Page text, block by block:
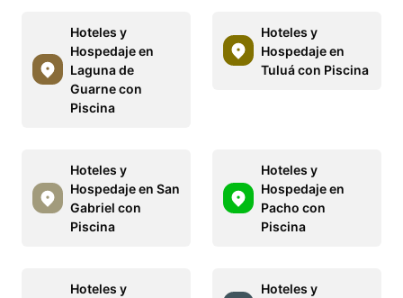
Hoteles y
Hospedaje en
Laguna de
Guarne con
Piscina
Hoteles y
Hospedaje en
Tuluá con Piscina
Hoteles y
Hospedaje en San
Gabriel con
Piscina
Hoteles y
Hospedaje en
Pacho con
Piscina
Hoteles y
Hoteles y